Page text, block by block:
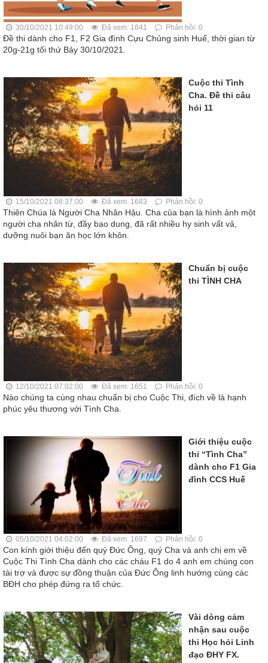
30/10/2021 10:49:00 Đã xem: 1641 Phản hồi: 0
Đề thi dành cho F1, F2 Gia đình Cựu Chủng sinh Huế, thời gian từ
20g-21g tối thứ Bảy 30/10/2021.
Cuộc thi Tình
Cha. Đề thi câu
hỏi 11
15/10/2021 08:37:00 Đã xem: 1683 Phản hồi: 0
Thiên Chúa là Người Cha Nhân Hậu. Cha của bạn là hình ảnh một
người cha nhân từ, đầy bao dung, đã rất nhiều hy sinh vất vả,
dưỡng nuôi bạn ăn học lớn khôn.
Chuẩn bị cuộc
thi TÌNH CHA
12/10/2021 07:02:00 Đã xem: 1651 Phản hồi: 0
Nào chúng ta cùng nhau chuẩn bị cho Cuộc Thi, đích về là hạnh
phúc yêu thương với Tình Cha.
Giới thiệu cuộc
thi “Tình Cha”
dành cho F1 Gia
đình CCS Huế
05/10/2021 04:02:00 Đã xem: 1697 Phản hồi: 0
Con kính giới thiệu đến quý Đức Ông, quý Cha và anh chị em về
Cuộc Thi Tình Cha dành cho các cháu F1 do 4 anh em chúng con
tài trợ và được sự đồng thuận của Đức Ông linh hướng cùng các
BĐH cho phép đứng ra tổ chức.
Vài dòng cảm
nhận sau cuộc
thi Học hỏi Linh
đạo ĐHY FX.